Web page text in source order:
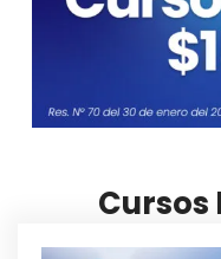
Cursos